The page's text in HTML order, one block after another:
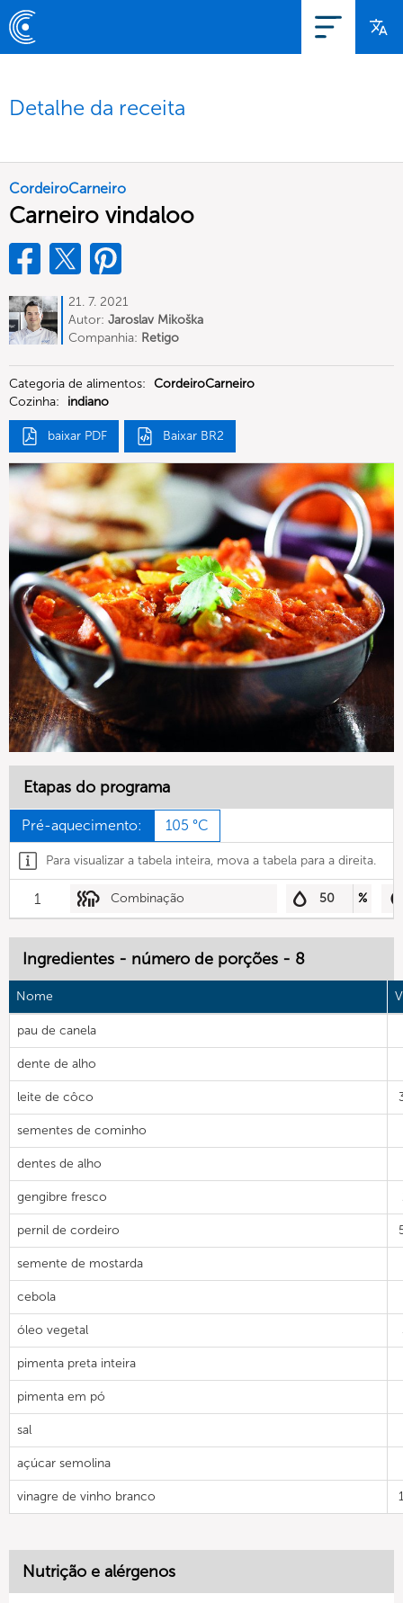
Detalhe da receita
CordeiroCarneiro
Carneiro vindaloo
21. 7. 2021
Autor: Jaroslav Mikoška
Companhia: Retigo
Categoria de alimentos: CordeiroCarneiro
Cozinha:
indiano
baixar PDF Baixar BR2
Etapas do programa
Pré-aquecimento: 105 °C
Para visualizar a tabela inteira, mova a tabela para a direita.
1 Combinação 50 %
Ingredientes - número de porções - 8
Nome
pau de canela
dente de alho
leite de côco
sementes de cominho
dentes de alho
gengibre fresco
pernil de cordeiro
semente de mostarda
cebola
óleo vegetal
pimenta preta inteira
pimenta em pó
sal
açúcar semolina
vinagre de vinho branco
Nutrição e alérgenos